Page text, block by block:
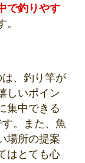
で釣りやす
、釣り竿が
しいポイン
集中できる
。また、魚
場所の提案
はとても心